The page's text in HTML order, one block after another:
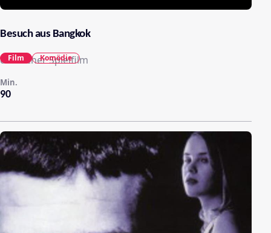
Besuch aus Bangkok
deutscher Spielfilm
90
Min.
Film Komödie